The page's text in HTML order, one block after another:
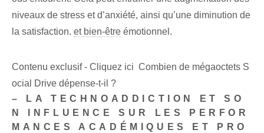
niveaux de stress et d’anxiété, ainsi qu’une diminution de
la satisfaction. et bien-être émotionnel.
Contenu exclusif - Cliquez ici Combien de mégaoctets S
ocial Drive dépense-t-il ?
– LA TECHNOADDICTION ET SO
N INFLUENCE SUR LES PERFOR
MANCES ACADÉMIQUES ET PRO